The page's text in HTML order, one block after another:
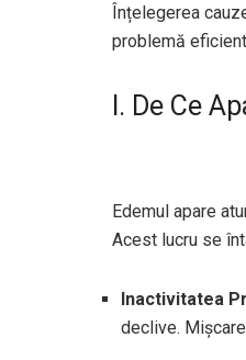
Înțelegerea
problemă
I. De Ce
Edemul apare
Acest lucru se
Inactivitatea
declive.